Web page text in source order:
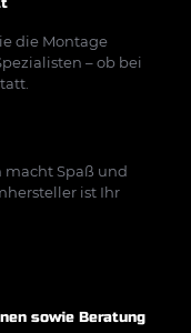
die Montage
– ob bei
macht Spaß und
ist Ihr
sowie Beratung